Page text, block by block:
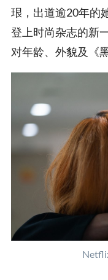
珢，出道逾20年的
登上时尚杂志的新
对年龄、外貌及《